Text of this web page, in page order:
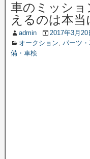
車のミッショ
えるのは本当
admin
2017年3月20
オークション, パーツ
備・車検